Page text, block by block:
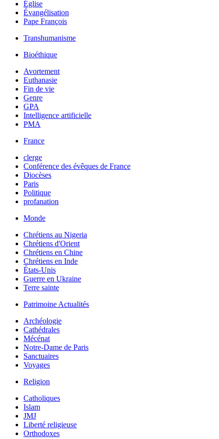
Église
Évangélisation
Pape François
Transhumanisme
Bioéthique
Avortement
Euthanasie
Fin de vie
Genre
GPA
Intelligence artificielle
PMA
France
clerge
Conférence des évêques de France
Diocèses
Paris
Politique
profanation
Monde
Chrétiens au Nigeria
Chrétiens d'Orient
Chrétiens en Chine
Chrétiens en Inde
États-Unis
Guerre en Ukraine
Terre sainte
Patrimoine Actualités
Archéologie
Cathédrales
Mécénat
Notre-Dame de Paris
Sanctuaires
Voyages
Religion
Catholiques
Islam
JMJ
Liberté religieuse
Orthodoxes